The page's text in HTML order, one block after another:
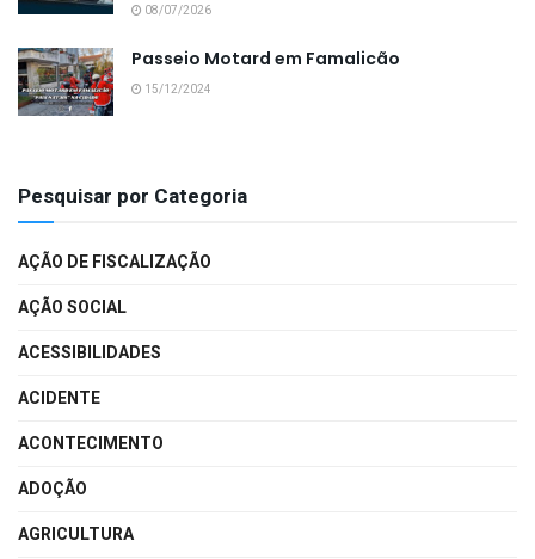
08/07/2026
Passeio Motard em Famalicão
15/12/2024
Pesquisar por Categoria
AÇÃO DE FISCALIZAÇÃO
AÇÃO SOCIAL
ACESSIBILIDADES
ACIDENTE
ACONTECIMENTO
ADOÇÃO
AGRICULTURA